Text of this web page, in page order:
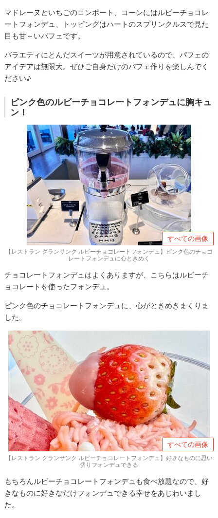
マドレーヌといちごのコンポート、コーンにはルビーチョコレ
ートフォンデュ、トッピングはハートのスプリンクルスで見た
目も甘～いパフェです。
バラエティにとんだスイーツが用意されているので、パフェの
アイデアは無限大。ぜひご自身だけのパフェ作りを楽しんでく
ださい♪
ピンク色のルビーチョコレートフォンデュに胸キュ
ン！
すべての画像
【レストラン グランサンク ルビーチョコレートフォンデュ】ピンク色のチョコ
レートフォンデュに心ときめく
チョコレートフォンデュはよくありますが、こちらはルビーチ
ョコレートを使ったフォンデュ。
ピンク色のチョコレートフォンデュに、心がときめきまくりま
した。
すべての画像
【レストラン グランサンク ルビーチョコレートフォンデュ】好きなものに思い
切りフォンデュできる
もちろんルビーチョコレートフォンデュも食べ放題なので、好
きなものに好きなだけフォンデュできる幸せをあじわいまし
た。